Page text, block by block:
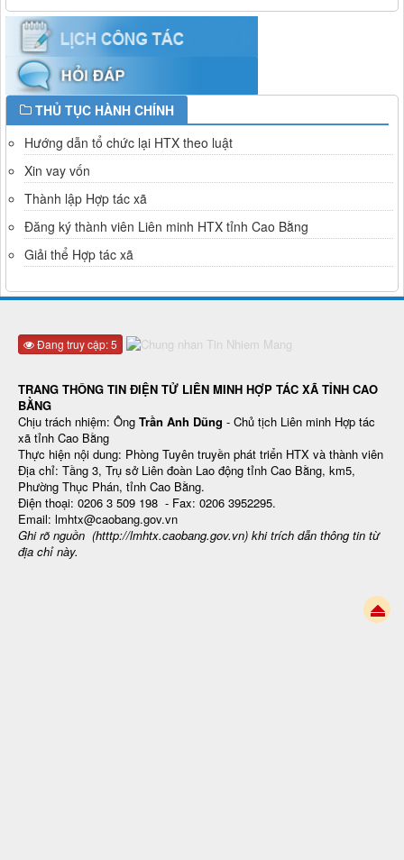
THỦ TỤC HÀNH CHÍNH
Hướng dẫn tổ chức lại HTX theo luật
Xin vay vốn
Thành lập Hợp tác xã
Đăng ký thành viên Liên minh HTX tỉnh Cao Bằng
Giải thể Hợp tác xã
Đang truy cập: 5
TRANG THÔNG TIN ĐIỆN TỬ LIÊN MINH HỢP TÁC XÃ TỈNH CAO
BẰNG
Chịu trách nhiệm: Ông Trần Anh Dũng - Chủ tịch Liên minh Hợp tác
xã tỉnh Cao Bằng
Thực hiện nội dung: Phòng Tuyên truyền phát triển HTX và thành viên
Địa chỉ: Tầng 3, Trụ sở Liên đoàn Lao động tỉnh Cao Bằng, km5,
Phường Thục Phán, tỉnh Cao Bằng.
Điện thoại: 0206 3 509 198 - Fax: 0206 3952295.
Email: lmhtx@caobang.gov.vn
Ghi rõ nguồn (htttp://lmhtx.caobang.gov.vn) khi trích dẫn thông tin từ
địa chỉ này.